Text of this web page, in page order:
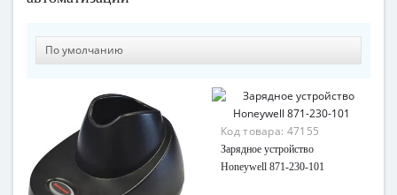
Код товара: 47155
Зарядное устройство
Honeywell 871-230-101